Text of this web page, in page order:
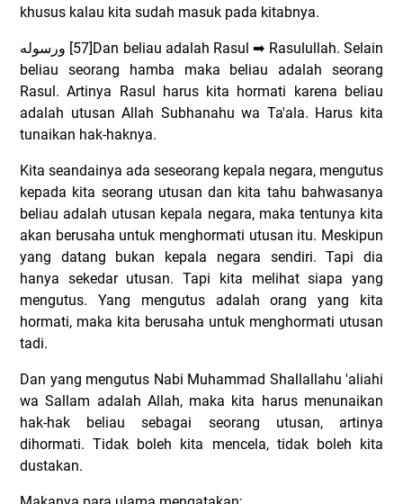
khusus kalau kita sudah masuk pada kitabnya.
ورسوله [57]Dan beliau adalah Rasul ➡ Rasulullah. Selain
beliau seorang hamba maka beliau adalah seorang
Rasul. Artinya Rasul harus kita hormati karena beliau
adalah utusan Allah Subhanahu wa Ta'ala. Harus kita
tunaikan hak-haknya.
Kita seandainya ada seseorang kepala negara, mengutus
kepada kita seorang utusan dan kita tahu bahwasanya
beliau adalah utusan kepala negara, maka tentunya kita
akan berusaha untuk menghormati utusan itu. Meskipun
yang datang bukan kepala negara sendiri. Tapi dia
hanya sekedar utusan. Tapi kita melihat siapa yang
mengutus. Yang mengutus adalah orang yang kita
hormati, maka kita berusaha untuk menghormati utusan
tadi.
Dan yang mengutus Nabi Muhammad Shallallahu 'aliahi
wa Sallam adalah Allah, maka kita harus menunaikan
hak-hak beliau sebagai seorang utusan, artinya
dihormati. Tidak boleh kita mencela, tidak boleh kita
dustakan.